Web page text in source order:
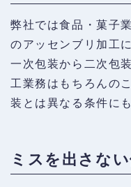
弊社では食品・菓子
のアッセンブリ加工
一次包装から二次包
工業務はもちろんの
装とは異なる条件に
ミスを出さな